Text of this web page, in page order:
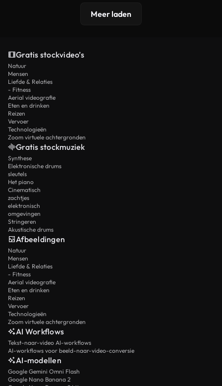
Meer laden
Gratis stockvideo’s
Natuur
Mensen
Liefde & Relaties
- Fitness
Aerial videografie
Eten en drinken
Reizen
Vervoer
Technologieën
Zoom virtuele achtergronden
Gratis stockmuziek
Synthese
Elektronische drums
sleutels
Het piano
Cinematisch
zachtjes
elektronisch
omgevingen
Stringeren
Akustische drums
Afbeeldingen
Natuur
Mensen
Liefde & Relaties
- Fitness
Aerial videografie
Eten en drinken
Reizen
Vervoer
Technologieën
Zoom virtuele achtergronden
AI Workflows
Tekst-naar-video AI-workflows
AI-workflows voor beeld-naar-video-conversie
AI-modellen
Google Gemini Omni Flash
Google Nano Banana 2